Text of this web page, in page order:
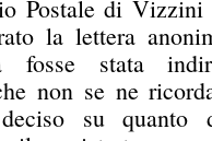
Postale di
la lettera
fosse stata
non se ne
su quanto